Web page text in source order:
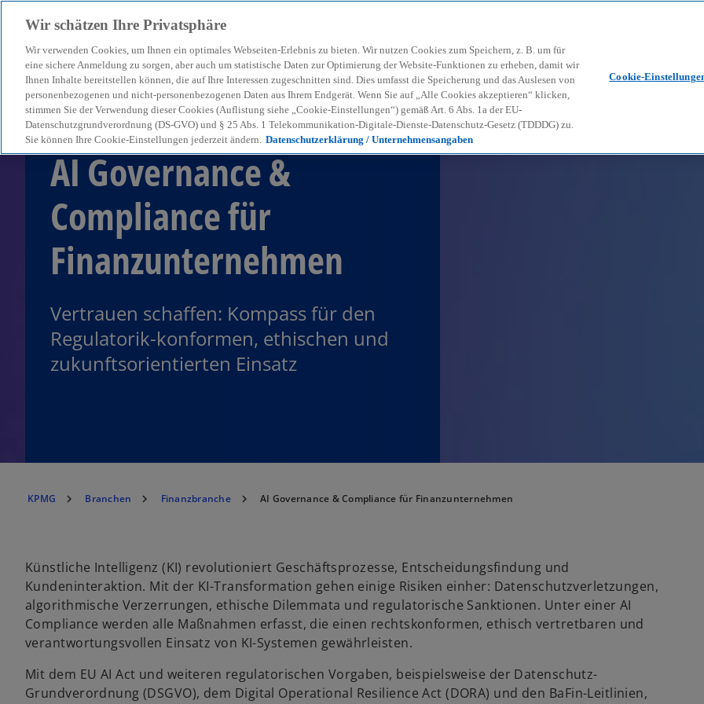
menu
AI Governance &
Compliance für
Finanzunternehmen
Vertrauen schaffen: Kompass für den
Regulatorik-konformen, ethischen und
zukunftsorientierten Einsatz
KPMG Branchen Finanzbranche AI Governance & Compliance für Finanzunternehmen
Künstliche Intelligenz (KI) revolutioniert Geschäftsprozesse, Entscheidungsfindung und
Kundeninteraktion. Mit der KI-Transformation gehen einige Risiken einher: Datenschutzverletzungen,
algorithmische Verzerrungen, ethische Dilemmata und regulatorische Sanktionen. Unter einer AI
Compliance werden alle Maßnahmen erfasst, die einen rechtskonformen, ethisch vertretbaren und
verantwortungsvollen Einsatz von KI-Systemen gewährleisten.
Mit dem EU AI Act und weiteren regulatorischen Vorgaben, beispielsweise der Datenschutz-
Grundverordnung (DSGVO), dem Digital Operational Resilience Act (DORA) und den BaFin-Leitlinien,
Wir schätzen Ihre Privatsphäre
Wir verwenden Cookies, um Ihnen ein optimales Webseiten-Erlebnis zu bieten. Wir nutzen Cookies zum Speichern, z. B. um für
eine sichere Anmeldung zu sorgen, aber auch um statistische Daten zur Optimierung der Website-Funktionen zu erheben, damit wir
Ihnen Inhalte bereitstellen können, die auf Ihre Interessen zugeschnitten sind. Dies umfasst die Speicherung und das Auslesen von
personenbezogenen und nicht-personenbezogenen Daten aus Ihrem Endgerät. Wenn Sie auf „Alle Cookies akzeptieren“ klicken,
stimmen Sie der Verwendung dieser Cookies (Auflistung siehe „Cookie-Einstellungen“) gemäß Art. 6 Abs. 1a der EU-
Datenschutzgrundverordnung (DS-GVO) und § 25 Abs. 1 Telekommunikation-Digitale-Dienste-Datenschutz-Gesetz (TDDDG) zu.
Sie können Ihre Cookie-Einstellungen jederzeit ändern. Datenschutzerklärung / Unternehmensangaben
Cookie-